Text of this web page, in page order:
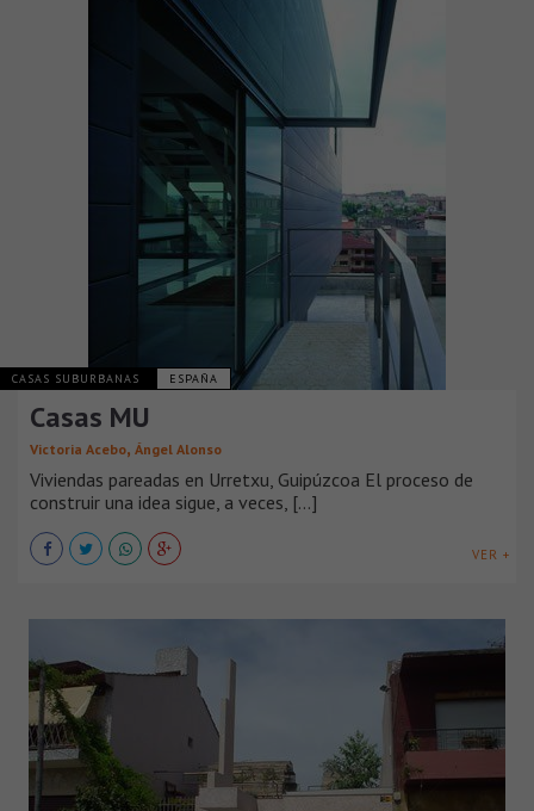
CASAS SUBURBANAS ESPAÑA
Casas MU
Victoria Acebo, Ángel Alonso
Viviendas pareadas en Urretxu, Guipúzcoa El proceso de
construir una idea sigue, a veces, [...]
VER +